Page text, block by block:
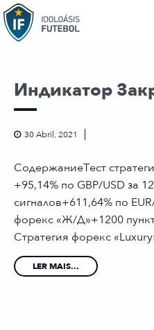
Индикатор
30 Abril, 2021
СодержаниеТест
+95,14% по GBP/USD за
сигналов+611,64% по
форекс «Ж/Д»+1200
Стратегия форекс
LER MAIS...